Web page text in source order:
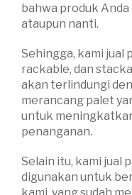
bahwa produk
ataupun nanti.
Sehingga, kami jual
rackable, dan
akan terlindungi
merancang palet
untuk
penanganan.
Selain itu, kami jual
digunakan untuk